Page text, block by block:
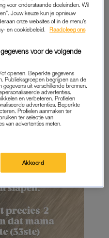
van Bridgetbekendkanker
behandelingen hiervoor te
fobie voor overgeven.
voor onderstaande doeleinden. Wil
Jouw keuze kun je opnieuw
onze websites of in de menu’s
en cookiebeleid.
Raadpleeg ons
voor de volgende
openen. Beperkte gegevens
Publieksgroepen begrijpen aan de
gegevens uit verschillende bronnen.
advertenties.
en verbeteren. Profielen
advertenties. Beperkte
Profielen aanmaken ter
ter selectie van
van advertenties meten.
Akkoord